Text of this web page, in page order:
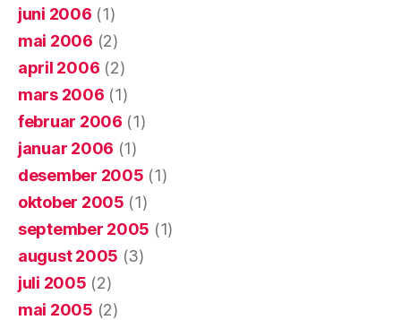
juni 2006 (1)
mai 2006 (2)
april 2006 (2)
mars 2006 (1)
februar 2006 (1)
januar 2006 (1)
desember 2005 (1)
oktober 2005 (1)
september 2005 (1)
august 2005 (3)
juli 2005 (2)
mai 2005 (2)